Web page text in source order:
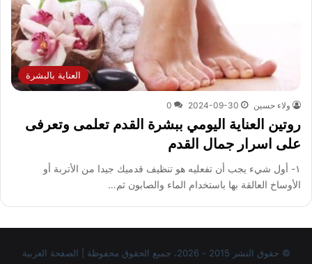
العناية بالبشرة
ولاء حسين 2024-09-30
0
روتين العناية اليومي ببشرة القدم تعلمى وتعرفى
على اسرار جمال القدم
١- أول شيء يجب أن تفعليه هو تنظيف قدميك جيدا من الأتربة أو
الأوساخ العالقة بها باستخدام الماء والصابون ثم…
© حقوق النشر 2015 - 2026، جميع الحقوق محفوظة | الصفحة العربية